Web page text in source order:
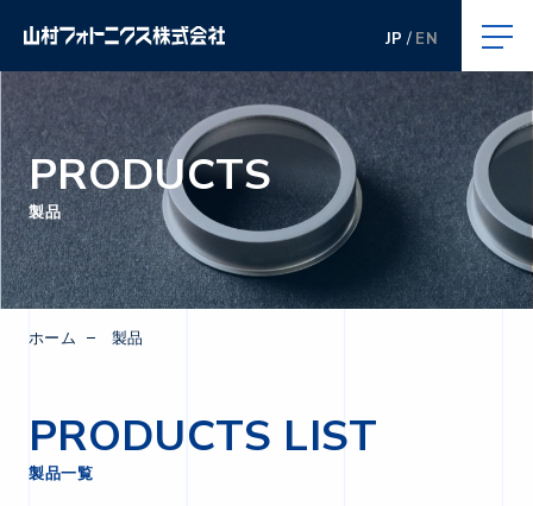
EN
JP
PRODUCTS
製品
ホーム 製品
PRODUCTS LIST
製品一覧